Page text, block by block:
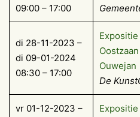
09:00 – 17:00
di 28-11-2023 –
di 09-01-2024
08:30 – 17:00
Ouwejan
De
vr 01-12-2023 –